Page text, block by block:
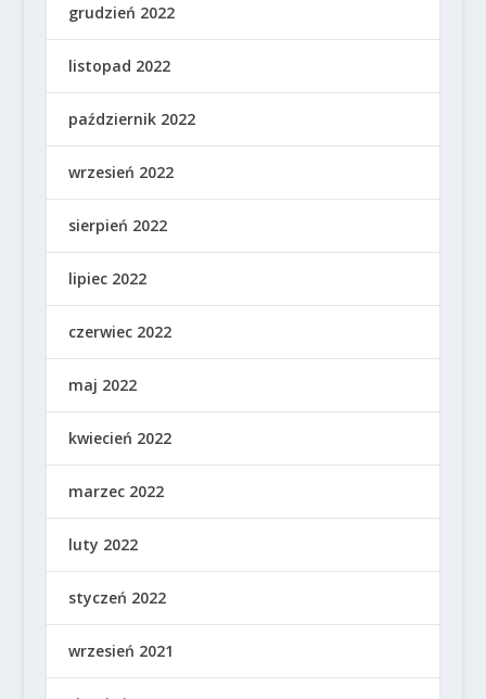
grudzień 2022
listopad 2022
październik 2022
wrzesień 2022
sierpień 2022
lipiec 2022
czerwiec 2022
maj 2022
kwiecień 2022
marzec 2022
luty 2022
styczeń 2022
wrzesień 2021